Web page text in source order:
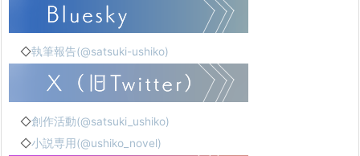
◇執筆報告(@satsuki-ushiko)
◇創作活動(@satsuki_ushiko)
◇小説専用(@ushiko_novel)